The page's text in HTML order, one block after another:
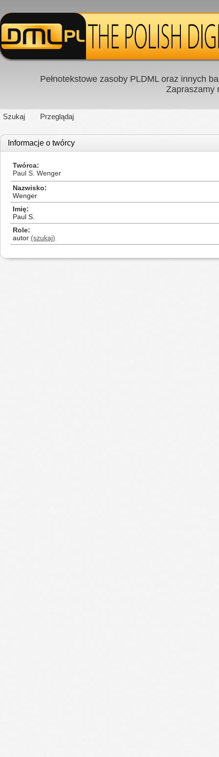
Pełnotekstowe zasoby PLDML oraz innych
Zapraszamy
Szukaj Przeglądaj
Informacje o twórcy
Twórca
Paul S. Wenger
Nazwisko
Wenger
Imię
Paul S.
Role
autor (szukaj)